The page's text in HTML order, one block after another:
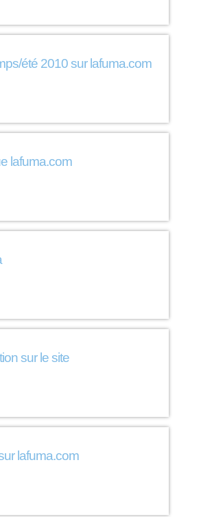
été 2010 sur lafuma.com
lafuma.com
sur le site
lafuma.com